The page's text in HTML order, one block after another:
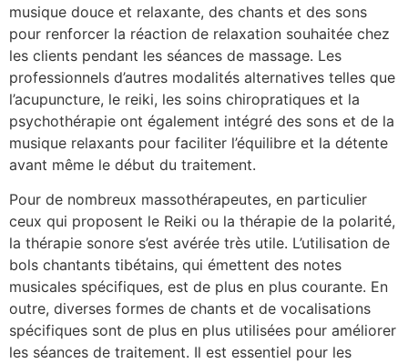
musique douce et relaxante, des chants et des sons
pour renforcer la réaction de relaxation souhaitée chez
les clients pendant les séances de massage. Les
professionnels d’autres modalités alternatives telles que
l’acupuncture, le reiki, les soins chiropratiques et la
psychothérapie ont également intégré des sons et de la
musique relaxants pour faciliter l’équilibre et la détente
avant même le début du traitement.
Pour de nombreux massothérapeutes, en particulier
ceux qui proposent le Reiki ou la thérapie de la polarité,
la thérapie sonore s’est avérée très utile. L’utilisation de
bols chantants tibétains, qui émettent des notes
musicales spécifiques, est de plus en plus courante. En
outre, diverses formes de chants et de vocalisations
spécifiques sont de plus en plus utilisées pour améliorer
les séances de traitement. Il est essentiel pour les